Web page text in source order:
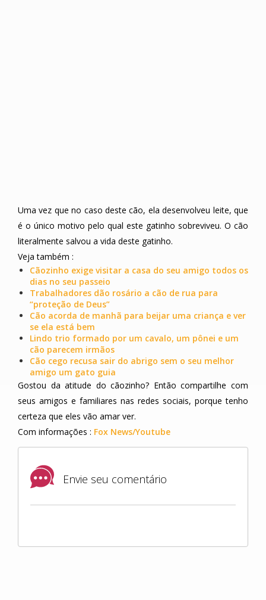
Uma vez que no caso deste cão, ela desenvolveu leite, que
é o único motivo pelo qual este gatinho sobreviveu. O cão
literalmente salvou a vida deste gatinho.
Veja também :
Cãozinho exige visitar a casa do seu amigo todos os
dias no seu passeio
Trabalhadores dão rosário a cão de rua para
“proteção de Deus”
Cão acorda de manhã para beijar uma criança e ver
se ela está bem
Lindo trio formado por um cavalo, um pônei e um
cão parecem irmãos
Cão cego recusa sair do abrigo sem o seu melhor
amigo um gato guia
Gostou da atitude do cãozinho? Então compartilhe com
seus amigos e familiares nas redes sociais, porque tenho
certeza que eles vão amar ver.
Com informações : Fox News/Youtube
Envie seu comentário